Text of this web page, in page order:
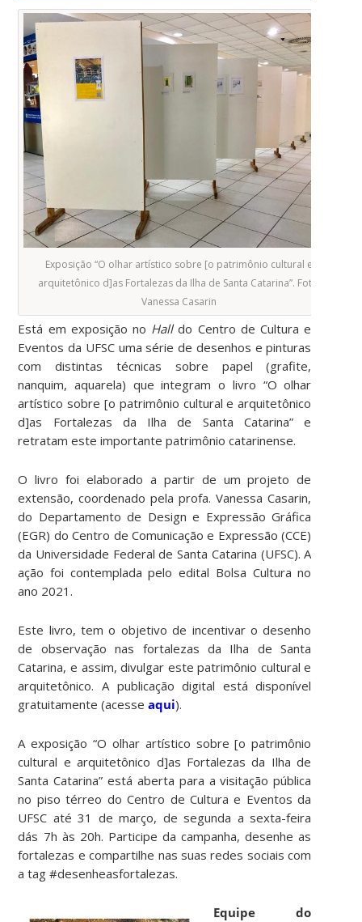
Exposição “O olhar artístico sobre [o patrimônio cultural e
arquitetônico d]as Fortalezas da Ilha de Santa Catarina”. Foto:
Vanessa Casarin
Está em exposição no Halldo Centro de Cultura e
Eventos da UFSC uma série de desenhos e pinturas
com distintas técnicas sobre papel (grafite,
nanquim, aquarela) que integram o livro “O olhar
artístico sobre [o patrimônio cultural e arquitetônico
d]as Fortalezas da Ilha de Santa Catarina” e
retratam este importante patrimônio catarinense.
O livro foi elaborado a partir de um projeto de
extensão, coordenado pela profa. Vanessa Casarin,
do Departamento de Design e Expressão Gráfica
(EGR) do Centro de Comunicação e Expressão (CCE)
da Universidade Federal de Santa Catarina (UFSC). A
ação foi contemplada pelo edital Bolsa Cultura no
ano 2021.
Este livro, tem o objetivo de incentivar o desenho
de observação nas fortalezas da Ilha de Santa
Catarina, e assim, divulgar este patrimônio cultural e
arquitetônico. A publicação digital está disponível
gratuitamente (acesseaqui).
A exposição “O olhar artístico sobre [o patrimônio
cultural e arquitetônico d]as Fortalezas da Ilha de
Santa Catarina” está aberta para a visitação pública
no piso térreo do Centro de Cultura e Eventos da
UFSC até 31 de março, de segunda a sexta-feira
dás 7h às 20h. Participe da campanha, desenhe as
fortalezas e compartilhe nas suas redes sociais com
a tag #desenheasfortalezas.
Equipe do